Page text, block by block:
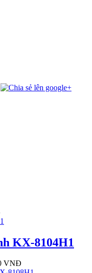
KX-8104H1
VNĐ